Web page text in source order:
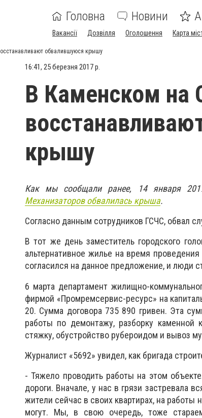
Головна Новини
Вакансії Дозвілля Оголошення Карта
обвалившуюся крышу
16:41, 25 березня 2017 р.
В Каменском на
крышу
Как мы сообщали ранее, 14 января
Механизаторов обвалилась крыша.
Согласно данным сотрудников ГСЧС, обвал
В тот же день заместитель городского
альтернативное жилье на время
согласился на данное предложение, и люди
6 марта департамент жилищно-
фирмой «Промремсервис-ресурс» на
20. Сумма договора 735 890 гривен. Эта
работы по демонтажу, разборку каменной
стяжку, обустройство рубероидом и вывоз
Журналист «5692» увидел, как бригада
- Тяжело проводить работы на этом
дороги. Вначале, у нас в грязи застревала
жители сейчас в своих квартирах, на
могут. Мы, в свою очередь, тоже